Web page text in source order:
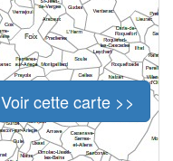
Voir cette carte >>